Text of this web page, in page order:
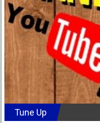
Tune Up